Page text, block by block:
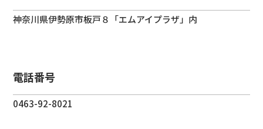
神奈川県伊勢原市板戸８ 「エムアイプラザ」内
電話番号
0463-92-8021